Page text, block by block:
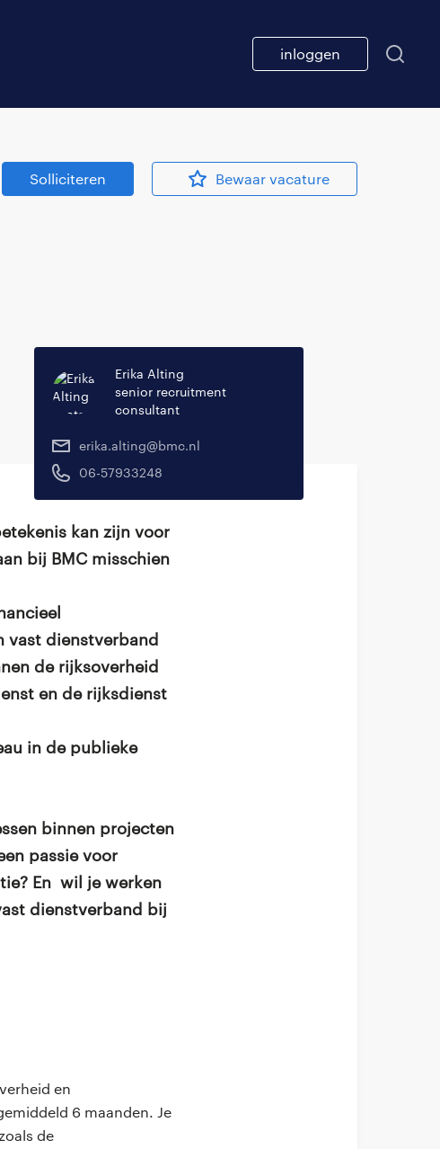
inloggen
Solliciteren Bewaar vacature
Erika Alting
senior recruitment
consultant
erika.alting@bmc.nl
06-57933248
kan zijn voor
bij BMC misschien
vast dienstverband
de rijksoverheid
en de rijksdienst
in de publieke
binnen projecten
passie voor
En wil je werken
dienstverband bij
en
6 maanden. Je
de